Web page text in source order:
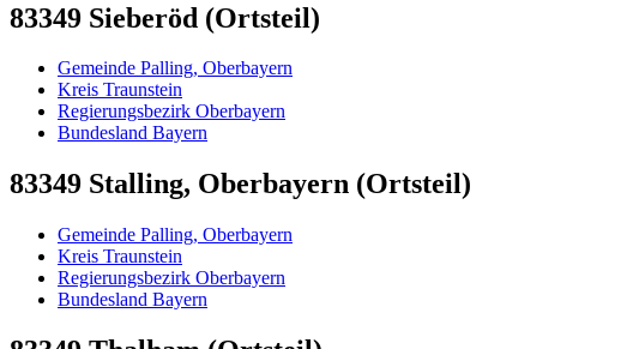
83349 Sieberöd (Ortsteil)
Gemeinde Palling, Oberbayern
Kreis Traunstein
Regierungsbezirk Oberbayern
Bundesland Bayern
83349 Stalling, Oberbayern (Ortsteil)
Gemeinde Palling, Oberbayern
Kreis Traunstein
Regierungsbezirk Oberbayern
Bundesland Bayern